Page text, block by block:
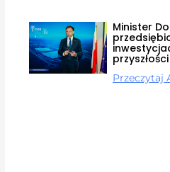
Minister
Przeczytaj